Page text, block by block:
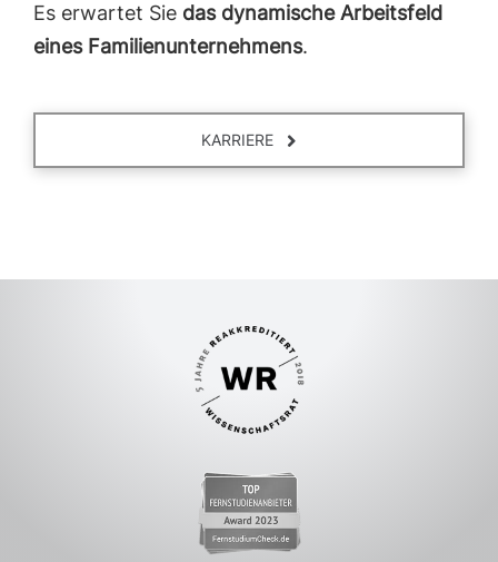
Es erwartet Sie das dynamische Arbeitsfeld
eines Familienunternehmens.
KARRIERE